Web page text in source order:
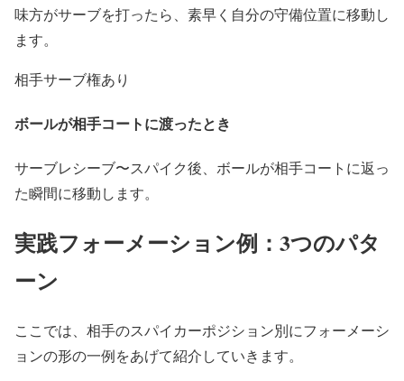
味方がサーブを打ったら、素早く自分の守備位置に移動し
ます。
相手サーブ権あり
ボールが相手コートに渡ったとき
サーブレシーブ〜スパイク後、ボールが相手コートに返っ
た瞬間に移動します。
実践フォーメーション例：3つのパタ
ーン
ここでは、相手のスパイカーポジション別にフォーメーシ
ョンの形の一例をあげて紹介していきます。